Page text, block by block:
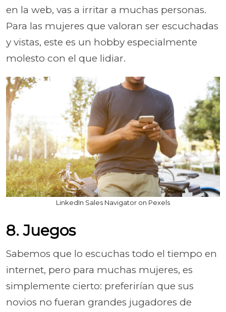
en la web, vas a irritar a muchas personas.
Para las mujeres que valoran ser escuchadas
y vistas, este es un hobby especialmente
molesto con el que lidiar.
LinkedIn Sales Navigator on Pexels
8. Juegos
Sabemos que lo escuchas todo el tiempo en
internet, pero para muchas mujeres, es
simplemente cierto: preferirían que sus
novios no fueran grandes jugadores de